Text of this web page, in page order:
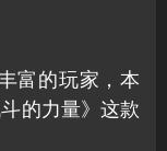
富的玩家，本
的力量》这款